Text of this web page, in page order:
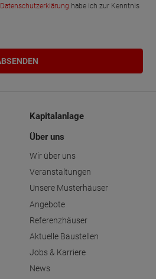
Datenschutzerklärung habe ich zur Kenntnis
Kapitalanlage
Über uns
Wir über uns
Veranstaltungen
Unsere Musterhäuser
Angebote
Referenzhäuser
Aktuelle Baustellen
Jobs & Karriere
News